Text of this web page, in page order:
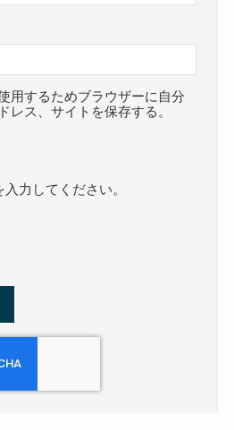
用するためブラウザーに自分
レス、サイトを保存する。
入力してください。